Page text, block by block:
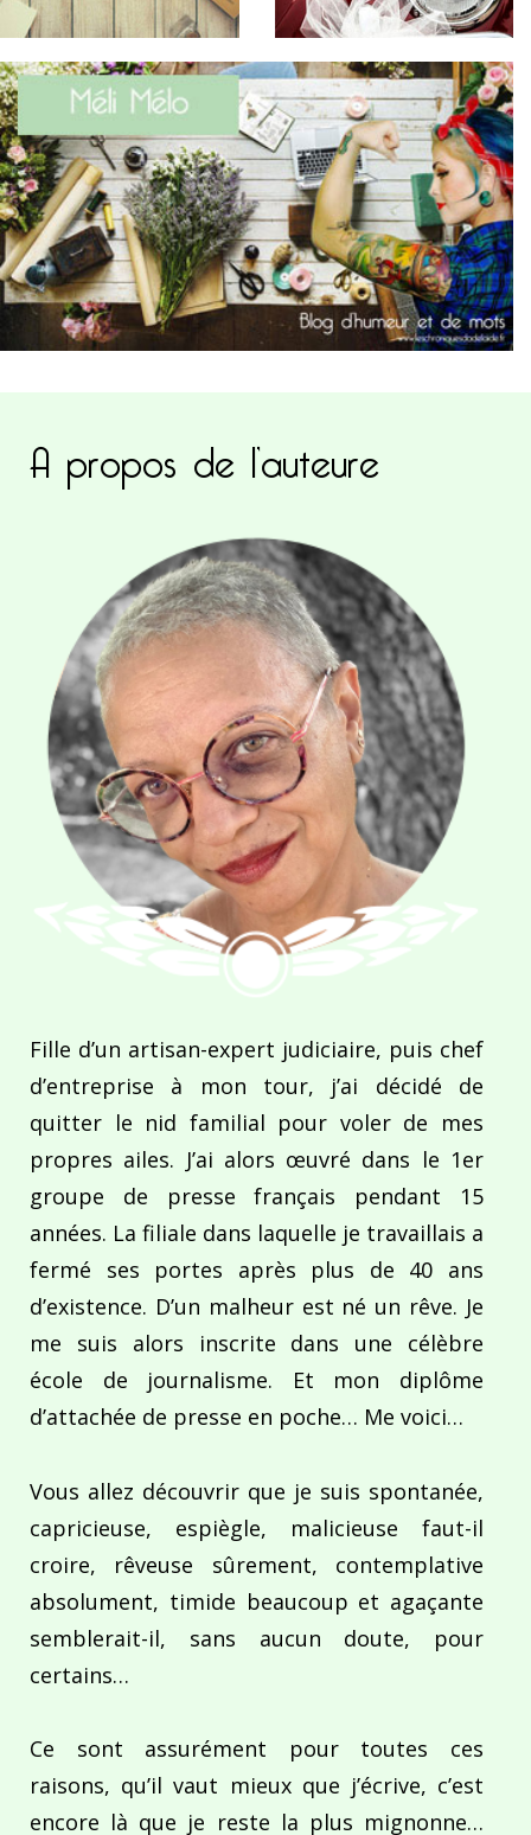
A propos de l’auteure
Fille d’un artisan-expert judiciaire, puis chef
d’entreprise à mon tour, j’ai décidé de
quitter le nid familial pour voler de mes
propres ailes. J’ai alors œuvré dans le 1er
groupe de presse français pendant 15
années. La filiale dans laquelle je travaillais a
fermé ses portes après plus de 40 ans
d’existence. D’un malheur est né un rêve. Je
me suis alors inscrite dans une célèbre
école de journalisme. Et mon diplôme
d’attachée de presse en poche… Me voici…
Vous allez découvrir que je suis spontanée,
capricieuse, espiègle, malicieuse faut-il
croire, rêveuse sûrement, contemplative
absolument, timide beaucoup et agaçante
semblerait-il, sans aucun doute, pour
certains…
Ce sont assurément pour toutes ces
raisons, qu’il vaut mieux que j’écrive, c’est
encore là que je reste la plus mignonne…